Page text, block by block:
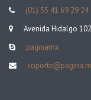
(01) 55 41 69 29 24
Avenida Hidalgo
paginamx